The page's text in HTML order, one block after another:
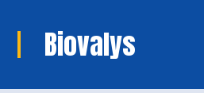
Biovalys